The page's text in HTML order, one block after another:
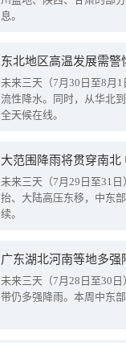
息。
东北地区高温发展需
未来三天（7月30日至8月
流性降水。同时，从华北
全天候在线。
大范围降雨将贯穿南
未来三天（7月29日至31
抬、大陆高压东移，中东
续。
广东湖北河南等地多
未来三天（7月28日至30
带仍多强降雨。本周中东